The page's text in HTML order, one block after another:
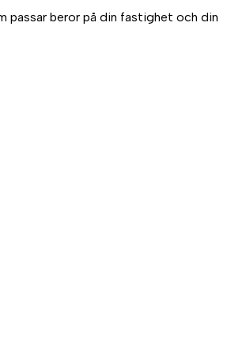
passar beror på din fastighet och din